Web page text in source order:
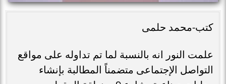
كتب-محمد حلمى
علمت النور انه بالنسبة لما تم تداوله على مواقع
التواصل الإجتماعى متضمناً المطالبة بإنشاء